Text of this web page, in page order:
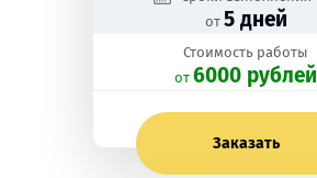
от 5 дней
Стоимость работы
oт 6000 рублей
Заказать